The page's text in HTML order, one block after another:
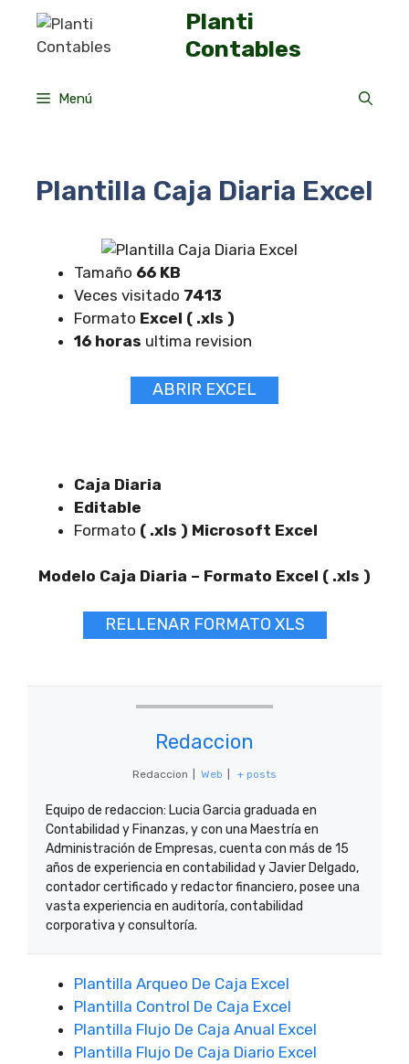
Saltar
contenido
Planti
Contables
Menú
Plantilla Caja Diaria Excel
Tamaño 66 KB
Veces visitado 7413
Formato Excel ( .xls )
16 horas ultima revision
ABRIR EXCEL
Caja Diaria
Editable
Formato ( .xls ) Microsoft Excel
Modelo Caja Diaria – Formato Excel ( .xls )
RELLENAR FORMATO XLS
Redaccion
Redaccion Web + posts
Equipo de redaccion: Lucia Garcia graduada en
Contabilidad y Finanzas, y con una Maestría en
Administración de Empresas, cuenta con más de 15
años de experiencia en contabilidad y Javier Delgado,
contador certificado y redactor financiero, posee una
vasta experiencia en auditoría, contabilidad
corporativa y consultoría.
Plantilla Arqueo De Caja Excel
Plantilla Control De Caja Excel
Plantilla Flujo De Caja Anual Excel
Plantilla Flujo De Caja Diario Excel